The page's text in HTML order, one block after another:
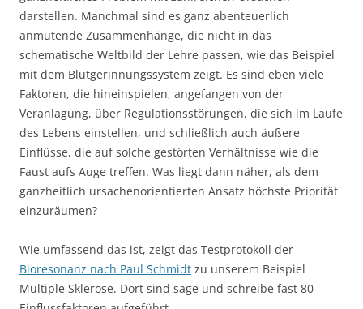
darstellen. Manchmal sind es ganz abenteuerlich
anmutende Zusammenhänge, die nicht in das
schematische Weltbild der Lehre passen, wie das Beispiel
mit dem Blutgerinnungssystem zeigt. Es sind eben viele
Faktoren, die hineinspielen, angefangen von der
Veranlagung, über Regulationsstörungen, die sich im Laufe
des Lebens einstellen, und schließlich auch äußere
Einflüsse, die auf solche gestörten Verhältnisse wie die
Faust aufs Auge treffen. Was liegt dann näher, als dem
ganzheitlich ursachenorientierten Ansatz höchste Priorität
einzuräumen?
Wie umfassend das ist, zeigt das Testprotokoll der
Bioresonanz nach Paul Schmidt zu unserem Beispiel
Multiple Sklerose. Dort sind sage und schreibe fast 80